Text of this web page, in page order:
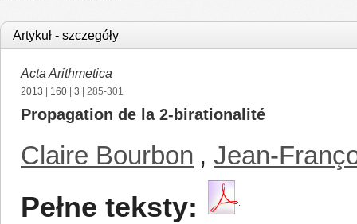
Artykuł - szczegóły
Acta Arithmetica
2013 160 3 | 285-301
Propagation de la 2-birationalité
Claire Bourbon , Jean-
Pełne teksty: